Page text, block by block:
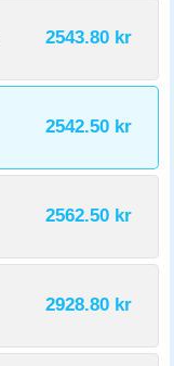
2543.80 kr
2542.50 kr
2562.50 kr
2928.80 kr